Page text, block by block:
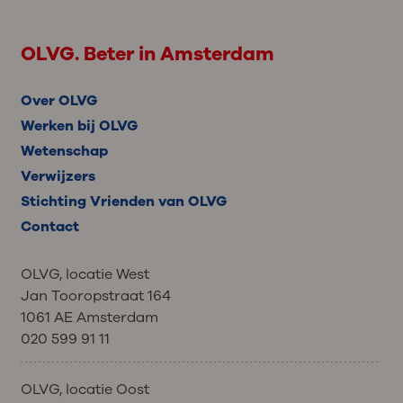
OLVG. Beter in Amsterdam
Over OLVG
Werken bij OLVG
Wetenschap
Verwijzers
Stichting Vrienden van OLVG
Contact
OLVG, locatie West
Jan Tooropstraat 164
1061 AE Amsterdam
020 599 91 11
OLVG, locatie Oost